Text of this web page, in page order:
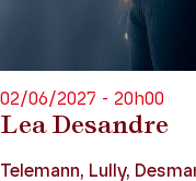
Lea Desandre
02/06/2027 - 20h00
Telemann, Lully,